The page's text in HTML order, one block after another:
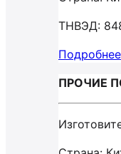
ТНВЭД:
Подробнее
ПРОЧИЕ